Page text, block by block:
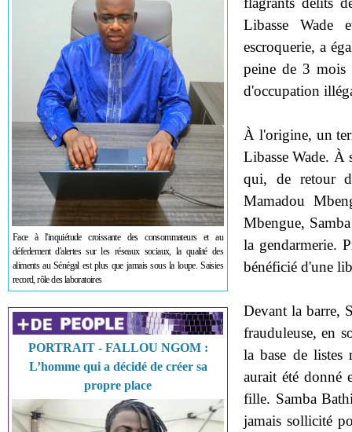
Face à l'inquiétude croissante des consommateurs et au
déferlement d'alertes sur les réseaux sociaux, la qualité des
aliments au Sénégal est plus que jamais sous la loupe. Saisies
record, rôle des laboratoires
PORTRAIT - FALLOU NGOM :
L’homme qui a décidé de créer sa
propre place
Libasse Wade
escroquerie, a
peine de 3 mois
d'occupation
À l'origine, un
Libasse Wade. À
qui, de retour
Mamadou
Mbengue,
la gendarmerie.
bénéficié d'une
Devant la barre,
frauduleuse, en
la base de listes
aurait été donné
fille. Samba
jamais sollicité